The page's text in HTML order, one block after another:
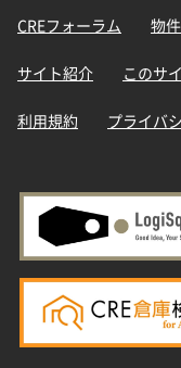
CREフォーラム 物
サイト紹介 このサ
利用規約 プライバ